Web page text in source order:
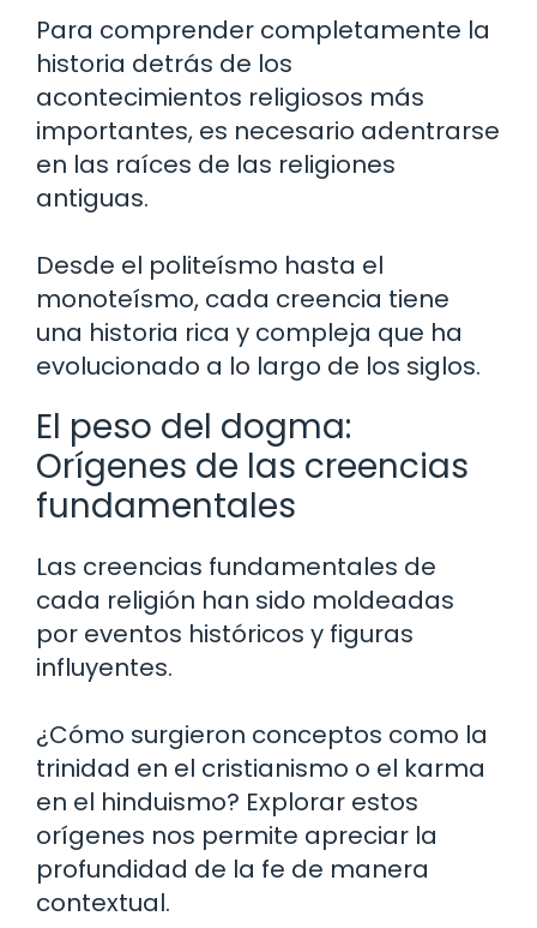
Para comprender completamente la
historia detrás de los
acontecimientos religiosos más
importantes, es necesario adentrarse
en las raíces de las religiones
antiguas.
Desde el politeísmo hasta el
monoteísmo, cada creencia tiene
una historia rica y compleja que ha
evolucionado a lo largo de los siglos.
El peso del dogma:
Orígenes de las creencias
fundamentales
Las creencias fundamentales de
cada religión han sido moldeadas
por eventos históricos y figuras
influyentes.
¿Cómo surgieron conceptos como la
trinidad en el cristianismo o el karma
en el hinduismo? Explorar estos
orígenes nos permite apreciar la
profundidad de la fe de manera
contextual.